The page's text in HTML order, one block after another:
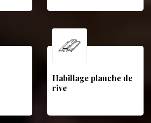
Habillage planche de
rive